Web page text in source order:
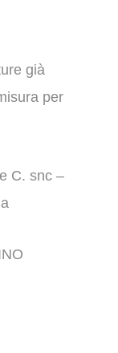
già
per
C. snc –